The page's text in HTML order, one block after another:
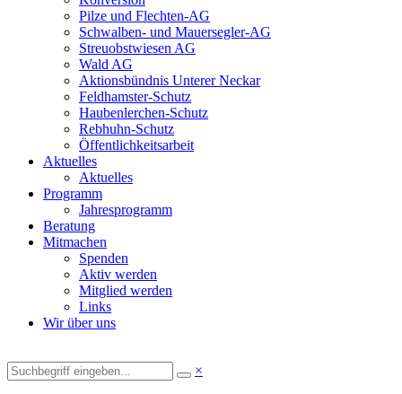
Pilze und Flechten-AG
Schwalben- und Mauersegler-AG
Streuobstwiesen AG
Wald AG
Aktionsbündnis Unterer Neckar
Feldhamster-Schutz
Haubenlerchen-Schutz
Rebhuhn-Schutz
Öffentlichkeitsarbeit
Aktuelles
Aktuelles
Programm
Jahresprogramm
Beratung
Mitmachen
Spenden
Aktiv werden
Mitglied werden
Links
Wir über uns
×